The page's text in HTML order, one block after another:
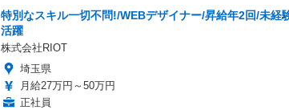
特別なスキル一切不問!/WEBデザイナー/昇給年2回/未経
活躍
株式会社RIOT
埼玉県
月給27万円～50万円
正社員